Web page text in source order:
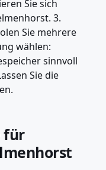
Sie sich
3.
Sie mehrere
wählen:
sinnvoll
Sie die
für